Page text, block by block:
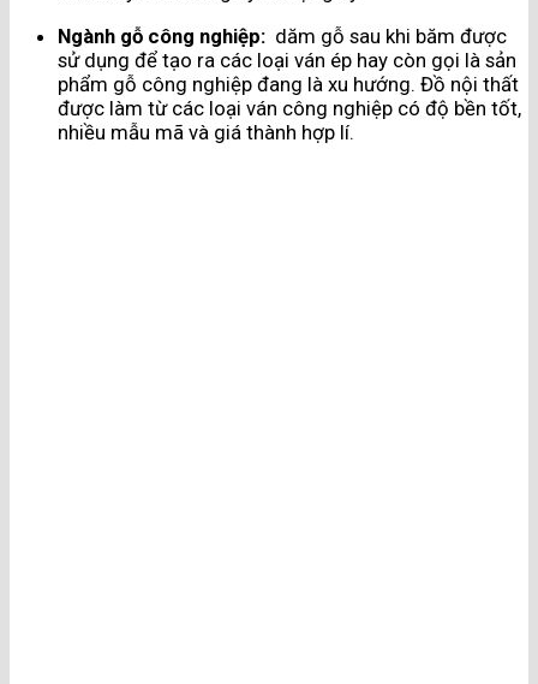
Ngành gỗ công nghiệp: dăm gỗ sau khi băm được
sử dụng để tạo ra các loại ván ép hay còn gọi là sản
phẩm gỗ công nghiệp đang là xu hướng. Đồ nội thất
được làm từ các loại ván công nghiệp có độ bền tốt,
nhiều mẫu mã và giá thành hợp lí.